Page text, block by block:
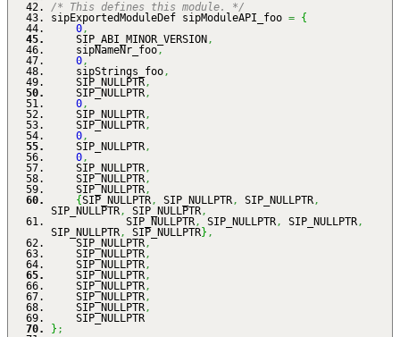
/* This defines this module. */
sipExportedModuleDef sipModuleAPI_foo = {
0,
SIP_ABI_MINOR_VERSION ,
sipNameNr_foo,
0,
sipStrings_foo,
SIP_NULLPTR,
SIP_NULLPTR,
0,
SIP_NULLPTR,
SIP_NULLPTR,
0,
SIP_NULLPTR,
0,
SIP_NULLPTR,
SIP_NULLPTR,
SIP_NULLPTR,
{SIP_NULLPTR, SIP_NULLPTR, SIP_NULLPTR,
SIP_NULLPTR, SIP_NULLPTR,
SIP_NULLPTR, SIP_NULLPTR, SIP_NULLPTR,
SIP_NULLPTR, SIP_NULLPTR} ,
SIP_NULLPTR,
SIP_NULLPTR,
SIP_NULLPTR,
SIP_NULLPTR,
SIP_NULLPTR,
SIP_NULLPTR,
SIP_NULLPTR,
SIP_NULLPTR
} ;